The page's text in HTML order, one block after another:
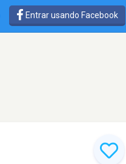
Entrar usando Facebook